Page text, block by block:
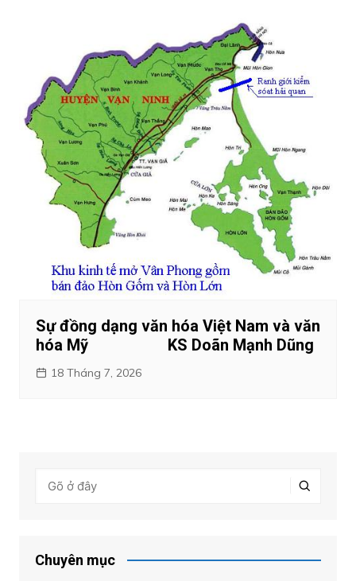
Sự đồng dạng văn hóa Việt Nam và văn
hóa Mỹ KS Doãn Mạnh Dũng
18 Tháng 7, 2026
Chuyên mục